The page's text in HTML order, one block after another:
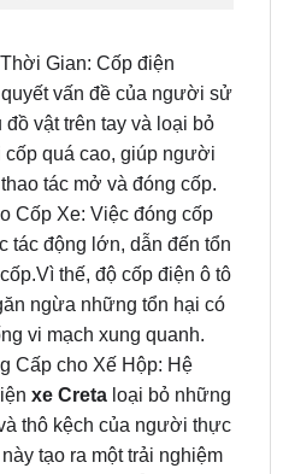
Gian: Cốp điện
vấn đề của người sử
vật trên tay và loại bỏ
cốp quá cao, giúp người
tác mở và đóng cốp.
Cốp Xe: Việc đóng cốp
tác động lớn, dẫn đến tổn
thế, độ cốp điện ô tô
ngừa những tổn hại có
vi mạch xung quanh.
Cấp cho Xế Hộp: Hệ
xe Cretaloại bỏ những
thô kệch của người thực
tạo ra một trải nghiệm